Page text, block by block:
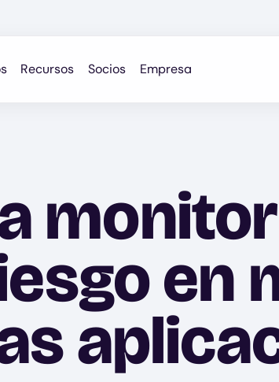
Recursos Socios Empresa
en